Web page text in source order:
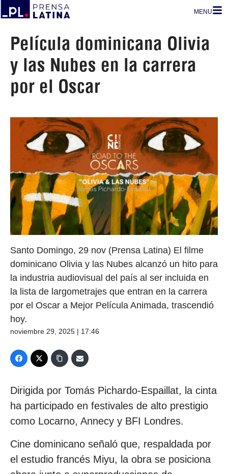
MENU
Película dominicana Olivia
y las Nubes en la carrera
por el Oscar
Santo Domingo, 29 nov (Prensa Latina) El filme
dominicano Olivia y las Nubes alcanzó un hito para
la industria audiovisual del país al ser incluida en
la lista de largometrajes que entran en la carrera
por el Oscar a Mejor Película Animada, trascendió
hoy.
noviembre 29, 2025 | 17:46
Dirigida por Tomás Pichardo-Espaillat, la cinta
ha participado en festivales de alto prestigio
como Locarno, Annecy y BFI Londres.
Cine dominicano señaló que, respaldada por
el estudio francés Miyu, la obra se posiciona